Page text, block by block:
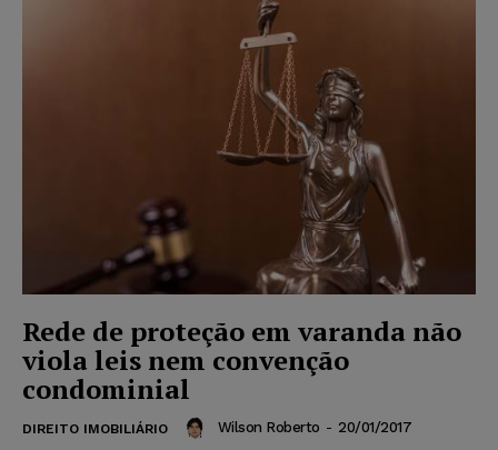
Rede de proteção em varanda não
viola leis nem convenção
condominial
DIREITO IMOBILIÁRIO Wilson Roberto - 20/01/2017